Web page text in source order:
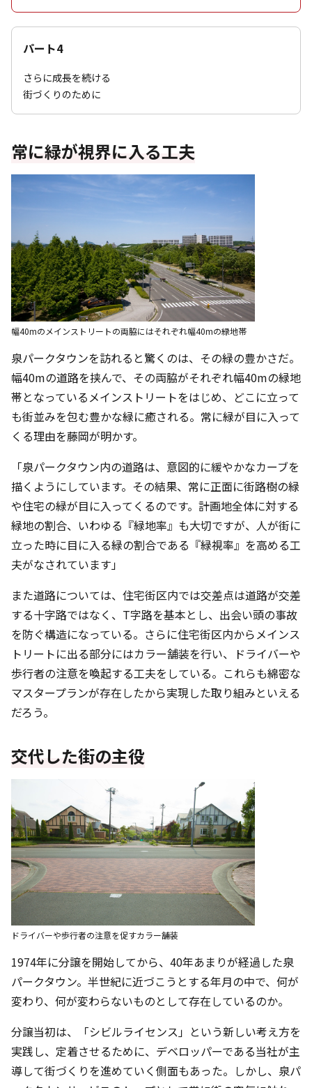
パート4
さらに成長を続ける
街づくりのために
常に緑が視界に入る工夫
幅40mのメインストリートの両脇にはそれぞれ幅40mの緑地帯
泉パークタウンを訪れると驚くのは、その緑の豊かさだ。
幅40mの道路を挟んで、その両脇がそれぞれ幅40mの緑地
帯となっているメインストリートをはじめ、どこに立って
も街並みを包む豊かな緑に癒される。常に緑が目に入って
くる理由を藤岡が明かす。
「泉パークタウン内の道路は、意図的に緩やかなカーブを
描くようにしています。その結果、常に正面に街路樹の緑
や住宅の緑が目に入ってくるのです。計画地全体に対する
緑地の割合、いわゆる『緑地率』も大切ですが、人が街に
立った時に目に入る緑の割合である『緑視率』を高める工
夫がなされています」
また道路については、住宅街区内では交差点は道路が交差
する十字路ではなく、T字路を基本とし、出会い頭の事故
を防ぐ構造になっている。さらに住宅街区内からメインス
トリートに出る部分にはカラー舗装を行い、ドライバーや
歩行者の注意を喚起する工夫をしている。これらも綿密な
マスタープランが存在したから実現した取り組みといえる
だろう。
交代した街の主役
ドライバーや歩行者の注意を促すカラー舗装
1974年に分譲を開始してから、40年あまりが経過した泉
パークタウン。半世紀に近づこうとする年月の中で、何が
変わり、何が変わらないものとして存在しているのか。
分譲当初は、「シビルライセンス」という新しい考え方を
実践し、定着させるために、デベロッパーである当社が主
導して街づくりを進めていく側面もあった。しかし、泉パ